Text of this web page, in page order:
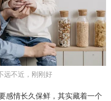
远不近，刚刚好
感情长久保鲜，其实藏着一个